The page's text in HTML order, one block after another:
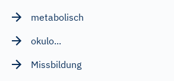
metabolisch
okulo...
Missbildung